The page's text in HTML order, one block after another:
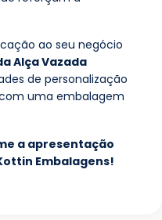
ao seu negócio
Alça Vazada
de personalização
uma embalagem
a apresentação
Embalagens!